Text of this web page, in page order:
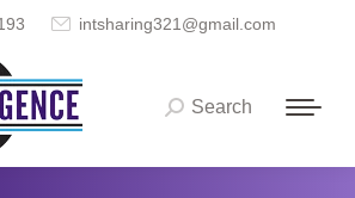
intsharing321@gmail.com
Search:
Search